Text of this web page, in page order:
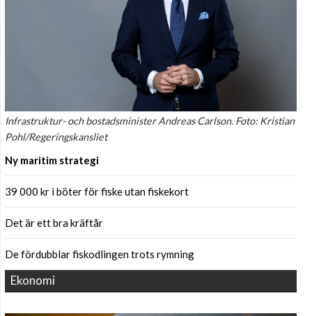
Infrastruktur- och bostadsminister Andreas Carlson. Foto: Kristian
Pohl/Regeringskansliet
Ny maritim strategi
39 000 kr i böter för fiske utan fiskekort
Det är ett bra kräftår
De fördubblar fiskodlingen trots rymning
Ekonomi